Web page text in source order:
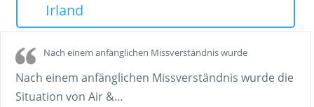
Irland
Nach einem anfänglichen Missverständnis wurde
Nach einem anfänglichen Missverständnis wurde die
Situation von Air &…